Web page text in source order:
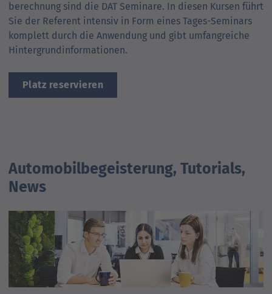
berechnung sind die DAT Seminare. In diesen Kursen führt
Sie der Referent intensiv in Form eines Tages-Seminars
komplett durch die Anwendung und gibt umfang­reiche
Hintergrund­informationen.
Platz reservieren
Automobilbegeisterung, Tutorials,
News